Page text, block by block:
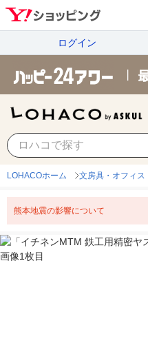
ログイン
LOHACOホーム 文房具・オフィス
熊本地震の影響について